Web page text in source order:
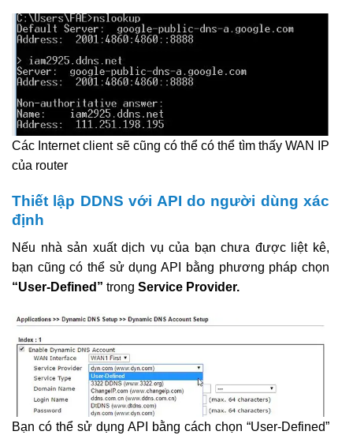
Các Internet client sẽ cũng có thể có thể tìm thấy WAN IP
của router
Thiết lập DDNS với API do người dùng xác
định
Nếu nhà sản xuất dịch vụ của bạn chưa được liệt kê,
bạn cũng có thể sử dụng API bằng phương pháp chọn
“User-Defined” trong Service Provider.
Bạn có thể sử dụng API bằng cách chọn “User-Defined”